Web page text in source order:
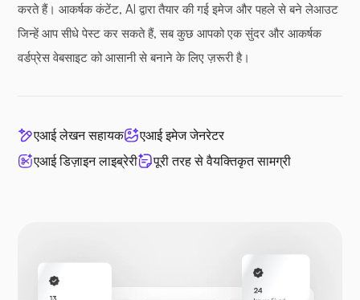
करते हैं। आकर्षक कंटेंट, AI द्वारा तैयार की गई इमेज और पहले से बने लेआउट
जिन्हें आप सीधे पेस्ट कर सकते हैं, सब कुछ आपको एक सुंदर और आकर्षक
वर्डप्रेस वेबसाइट को आसानी से बनाने के लिए ज़रूरी है।
एआई लेखन सहायक
एआई इमेज जेनरेटर
एआई डिज़ाइन लाइब्रेरी
पूरी तरह से वैयक्तिकृत सामग्री